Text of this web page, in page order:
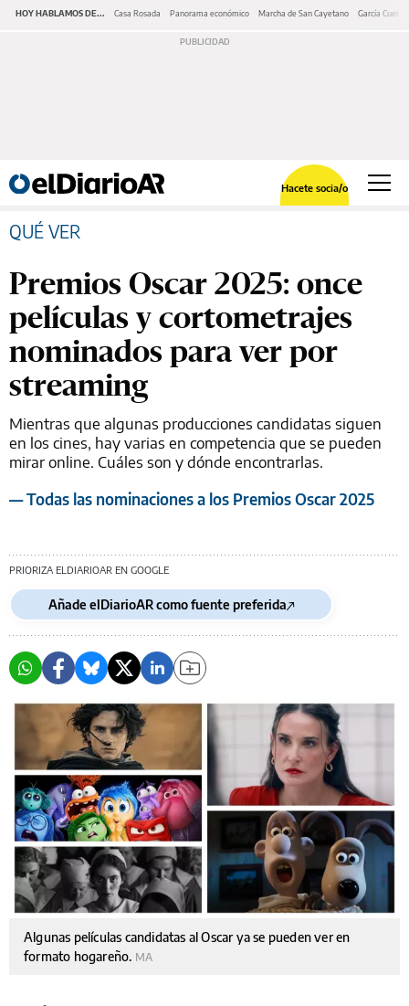
HOY HABLAMOS DE... Casa Rosada Panorama económico Marcha de San Cayetano García Cuerva
Hacete socia/o
QUÉ VER
Premios Oscar 2025: once
películas y cortometrajes
nominados para ver por
streaming
Mientras que algunas producciones candidatas siguen
en los cines, hay varias en competencia que se pueden
mirar online. Cuáles son y dónde encontrarlas.
— Todas las nominaciones a los Premios Oscar 2025
PRIORIZA ELDIARIOAR EN GOOGLE
Añade elDiarioAR como fuente preferida
Algunas películas candidatas al Oscar ya se pueden ver en
formato hogareño. MA